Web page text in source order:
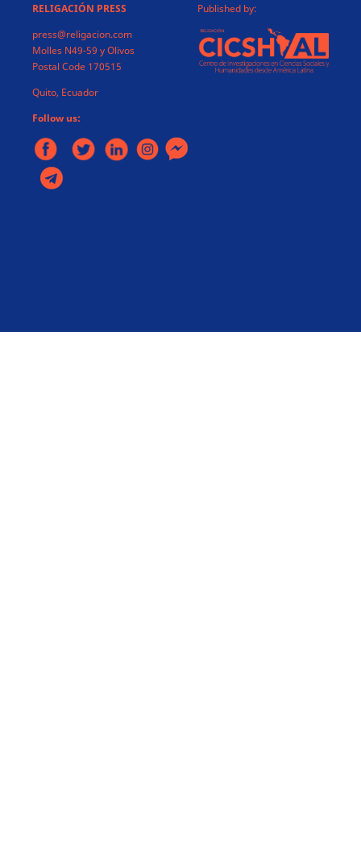
RELIGACIÓN PRESS
press@religacion.com
Molles N49-59 y Olivos
Postal Code 170515
Quito, Ecuador
Follow us:
Published by: